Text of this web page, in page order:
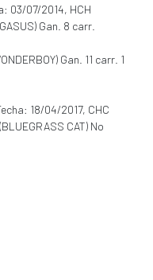
03/07/2014, HCH
Gan. 8 carr.
Gan. 11 carr. 1
18/04/2017, CHC
CAT) No